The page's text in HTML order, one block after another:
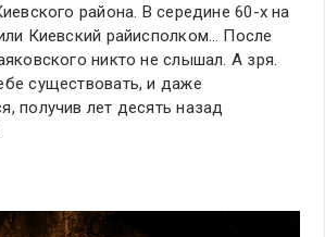
района. В середине 60-х на
Киевский райисполком… После
никто не слышал. А зря.
существовать, и даже
получив лет десять назад